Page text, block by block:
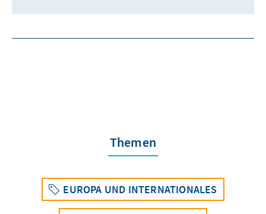
Themen
EUROPA UND INTERNATIONALES